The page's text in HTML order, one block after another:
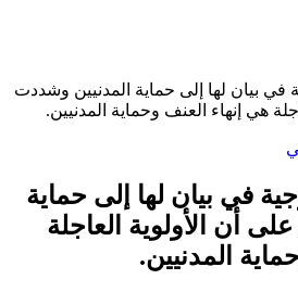
في بيان لها إلى حماية المدنيين وشددت
هي إنهاء العنف وحماية المدنيين.
في بيان لها إلى حماية
أن الأولوية العاجلة
المدنيين.